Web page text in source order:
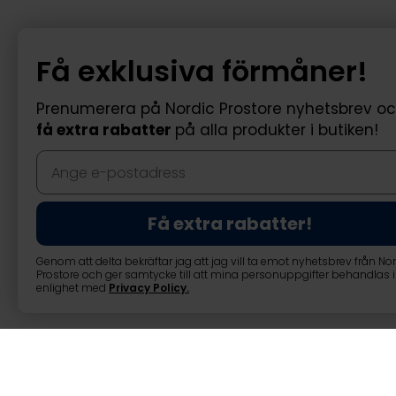
Få exklusiva förmåner!
Prenumerera på Nordic Prostore nyhetsbrev
få extra rabatter på alla produkter i butiken!
Få extra rabatter!
Genom att delta bekräftar jag att jag vill ta emot nyhetsbrev från
Prostore och ger samtycke till att mina personuppgifter behandlas i
enlighet med Privacy Policy.